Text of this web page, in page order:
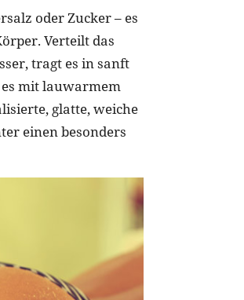
oder Zucker – es
Verteilt das
tragt es in sanft
mit lauwarmem
glatte, weiche
einen besonders